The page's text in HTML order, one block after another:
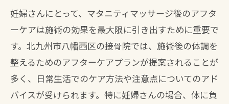
妊婦さんにとって、マタニティマッサージ後のアフタ
ーケアは施術の効果を最大限に引き出すために重要で
す。北九州市八幡西区の接骨院では、施術後の体調を
整えるためのアフターケアプランが提案されることが
多く、日常生活でのケア方法や注意点についてのアド
バイスが受けられます。特に妊婦さんの場合、体に負